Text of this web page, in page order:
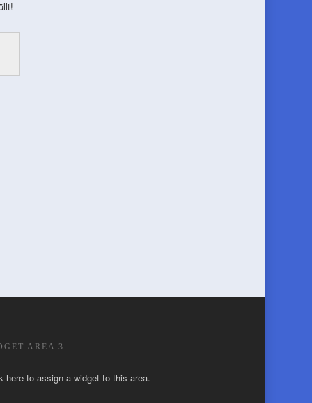
AREA 3
here to assign a widget to this area.